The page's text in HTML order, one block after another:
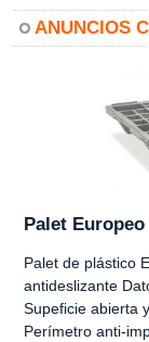
ANUNCIOS
Palet Europeo
Palet de plástico
antideslizante
Supeficie abierta
Perímetro anti-